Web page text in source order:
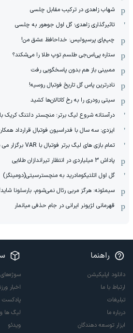
شهاب زاهدی در ترکیب مقابل چلسی
تاثیرگذاری زاهدی؛ گل اول جوهور به چلسی
چپ‌پای پرسپولیس: خداحافظ عشق من!
ستاره پی‌اس‌جی طلسم توپ طلا را می‌شکند؟
ممبینی باز هم بدون پاسخگویی رفت
نادر‌ترین پاس گل تاریخ فوتبال روسیه!
سیتی رودری را به رخ کاتالان‌ها کشید
درآستانه شروع لیگ برتر؛ منچستر دلتنگ کریک
ایزدی: سه سال با فدراسیون فوتبال قرارداد
تمام بازی های لیگ برتر فوتبال با VAR برگزار می شود
پاداش 3 میلیاردی در انتظار تیراندازان طلایی
گل اول اتلتیکومادرید به منچسترسیتی(دومینگز)
سیمئونه: هرگز مربی رئال نمی‌شوم، بارسلونا
قهرمانی لژیونر ایرانی در جام حذفی میانمار
راهنما
دانلود اپلیکیشن
ارتباط با ما
تبلیغات
درباره ما
ابزار توسعه دهندگان
اخبار
پادکست
لیگ ها
ویدئو